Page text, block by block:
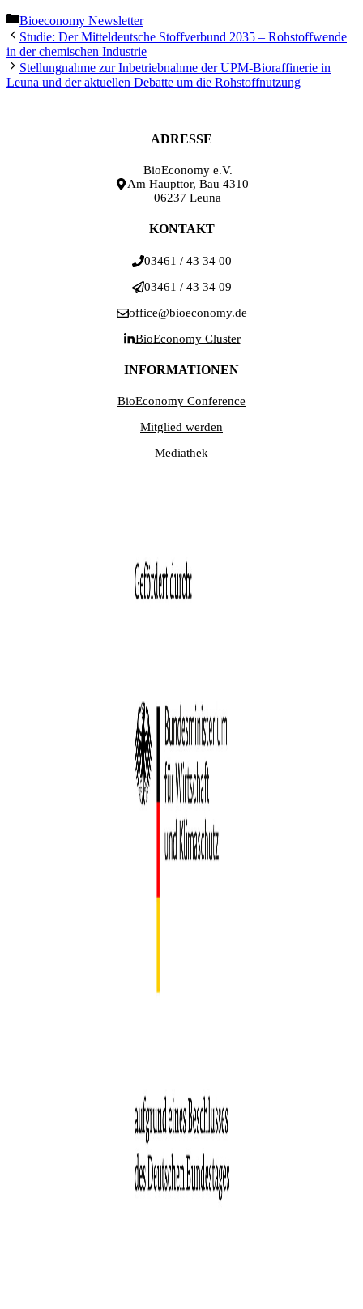
Kategorien
Bioeconomy Newsletter
Studie: Der Mitteldeutsche Stoffverbund 2035 – Rohstoffwende
in der chemischen Industrie
Stellungnahme zur Inbetriebnahme der UPM-Bioraffinerie in
Leuna und der aktuellen Debatte um die Rohstoffnutzung
ADRESSE
BioEconomy e.V.
Am Haupttor, Bau 4310
06237 Leuna
KONTAKT
03461 / 43 34 00
03461 / 43 34 09
office@bioeconomy.de
BioEconomy Cluster
INFORMATIONEN
BioEconomy Conference
Mitglied werden
Mediathek